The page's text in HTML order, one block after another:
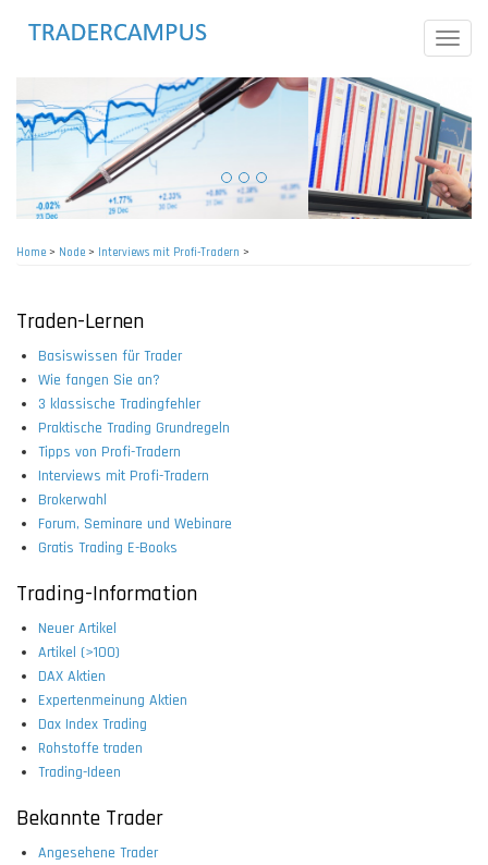
Toggle
Home> Node> Interviews mit Profi-Tradern >
Traden-Lernen
Basiswissen für Trader
Wie fangen Sie an?
3 klassische Tradingfehler
Praktische Trading Grundregeln
Tipps von Profi-Tradern
Interviews mit Profi-Tradern
Brokerwahl
Forum, Seminare und Webinare
Gratis Trading E-Books
Trading-Information
Neuer Artikel
Artikel (>100)
DAX Aktien
Expertenmeinung Aktien
Dax Index Trading
Rohstoffe traden
Trading-Ideen
Bekannte Trader
Angesehene Trader